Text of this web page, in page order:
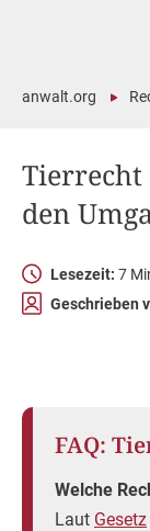
Tierrecht
den
anwalt.org
Lesezeit: 7
Geschrieben
FAQ:
Welche
Laut Gesetz